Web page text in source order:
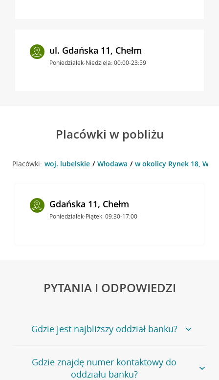
ul. Gdańska 11, Chełm
Poniedziałek-Niedziela: 00:00-23:59
Placówki w pobliżu
Placówki: woj. lubelskie Włodawa w okolicy Rynek 18,
Gdańska 11, Chełm
Poniedziałek-Piątek: 09:30-17:00
PYTANIA I ODPOWIEDZI
Gdzie jest najbliższy oddział banku?
Jeśli szukasz oddziału naszego banku, zapraszamy na
stronęPlacówki i bankomaty, na której znajduje się
wygodna wyszukiwarka.
Gdzie znajdę numer kontaktowy do
oddziału banku?